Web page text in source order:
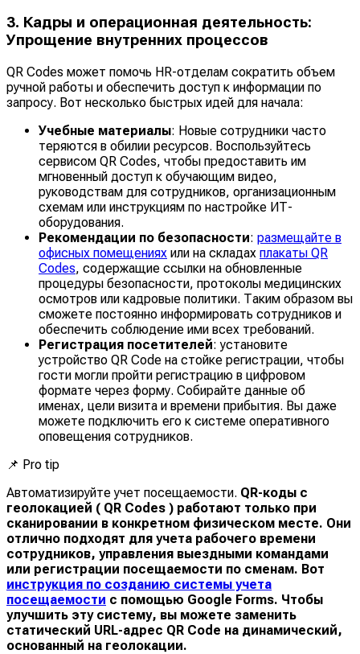
3. Кадры и операционная деятельность:
Упрощение внутренних процессов
QR Codes может помочь HR-отделам сократить объем
ручной работы и обеспечить доступ к информации по
запросу. Вот несколько быстрых идей для начала:
Учебные материалы: Новые сотрудники часто
теряются в обилии ресурсов. Воспользуйтесь
сервисом QR Codes, чтобы предоставить им
мгновенный доступ к обучающим видео,
руководствам для сотрудников, организационным
схемам или инструкциям по настройке ИТ-
оборудования.
Рекомендации по безопасности: размещайте в
офисных помещениях или на складах плакаты QR
Codes, содержащие ссылки на обновленные
процедуры безопасности, протоколы медицинских
осмотров или кадровые политики. Таким образом вы
сможете постоянно информировать сотрудников и
обеспечить соблюдение ими всех требований.
Регистрация посетителей: установите
устройство QR Code на стойке регистрации, чтобы
гости могли пройти регистрацию в цифровом
формате через форму. Собирайте данные об
именах, цели визита и времени прибытия. Вы даже
можете подключить его к системе оперативного
оповещения сотрудников.
📌 Pro tip
Автоматизируйте учет посещаемости. QR-коды с
геолокацией ( QR Codes ) работают только при
сканировании в конкретном физическом месте. Они
отлично подходят для учета рабочего времени
сотрудников, управления выездными командами
или регистрации посещаемости по сменам. Вот
инструкция по созданию системы учета
посещаемости с помощью Google Forms. Чтобы
улучшить эту систему, вы можете заменить
статический URL-адрес QR Code на динамический,
основанный на геолокации.